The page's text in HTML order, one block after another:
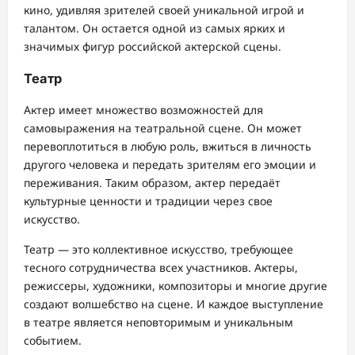
кино, удивляя зрителей своей уникальной игрой и
талантом. Он остается одной из самых ярких и
значимых фигур российской актерской сцены.
Театр
Актер имеет множество возможностей для
самовыражения на театральной сцене. Он может
перевоплотиться в любую роль, вжиться в личность
другого человека и передать зрителям его эмоции и
переживания. Таким образом, актер передаёт
культурные ценности и традиции через свое
искусство.
Театр — это коллективное искусство, требующее
тесного сотрудничества всех участников. Актеры,
режиссеры, художники, композиторы и многие другие
создают волшебство на сцене. И каждое выступление
в театре является неповторимым и уникальным
событием.